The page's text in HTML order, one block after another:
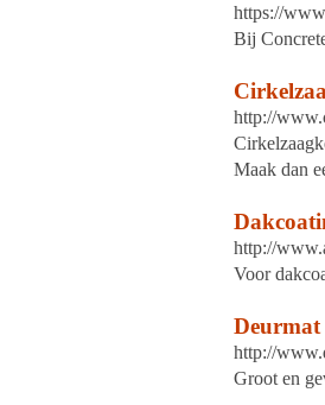
https://
Bij
http://
Maak dan
http://
Voor
Deurmat
http://
Groot en